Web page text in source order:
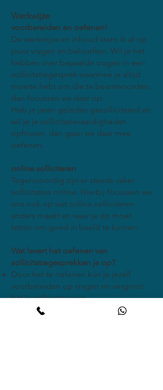
Werkwijze
voorbereiden en oefenen!
De werkwijze en inhoud stem ik af op
jouw vragen en behoeften. Wil je het
hebben over bepaalde vragen in een
sollicitatiegesprek waarmee je altijd
moeite hebt om die te beantwoorden,
dan focussen we daar op.
Heb je jaren geleden gesolliciteerd en
wil je je sollicitatievaardigheden
opfrissen, dan gaan we daar mee
oefenen.
online solliciteren
Tegenwoordig zijn er steeds vaker
sollicitaties online. Hierbij focussen we
ons ook op wat online solliciteren
anders maakt en waar je op moet
letten om goed in beeld te komen.
Wat levert het oefenen van
sollicitatiegesprekken je op?
Door het te oefenen kun je jezelf
voorbereiden op vragen en vergroot
het je zelfvertrouwen.
Het helpt je bij het formuleren van je